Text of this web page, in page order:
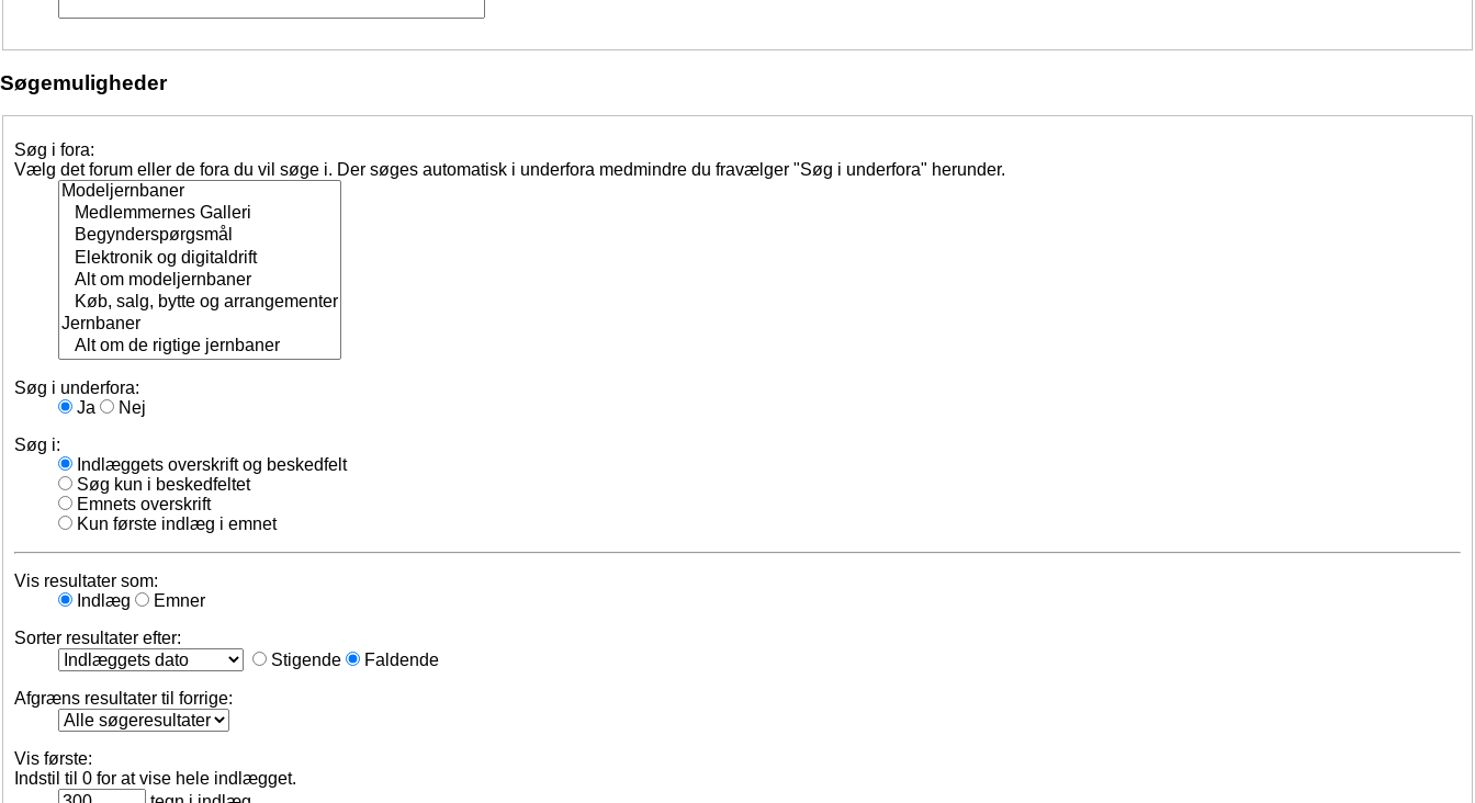
Søgemuligheder
Søg i fora:
Vælg det forum eller de fora du vil søge i. Der søges automatisk i underfora medmindre du fravælger "Søg i underfora" herunder.
Søg i underfora:
Ja
Nej
Søg i:
Indlæggets overskrift og beskedfelt
Søg kun i beskedfeltet
Emnets overskrift
Kun første indlæg i emnet
Vis resultater som:
Indlæg
Emner
Sorter resultater efter:
Stigende
Faldende
Afgræns resultater til forrige:
Vis første:
Indstil til 0 for at vise hele indlægget.